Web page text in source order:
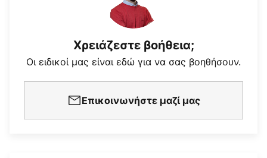
Χρειάζεστε βοήθεια;
Οι ειδικοί μας είναι εδώ για να σας βοηθήσουν.
Επικοινωνήστε μαζί μας